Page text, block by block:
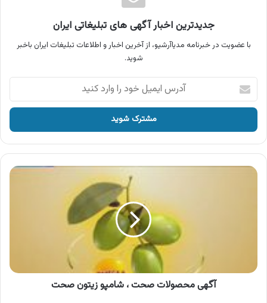
جدیدترین اخبار آگهی های تبلیغاتی ایران
با عضویت در خبرنامه مدیاآرشیو، از آخرین اخبار و اطلاعات تبلیغات ایران باخبر
شوید.
آدرس
ایمیل
خود
وارد
کنید
آگهی
آگهی محصولات صحت ، شامپو زیتون صحت